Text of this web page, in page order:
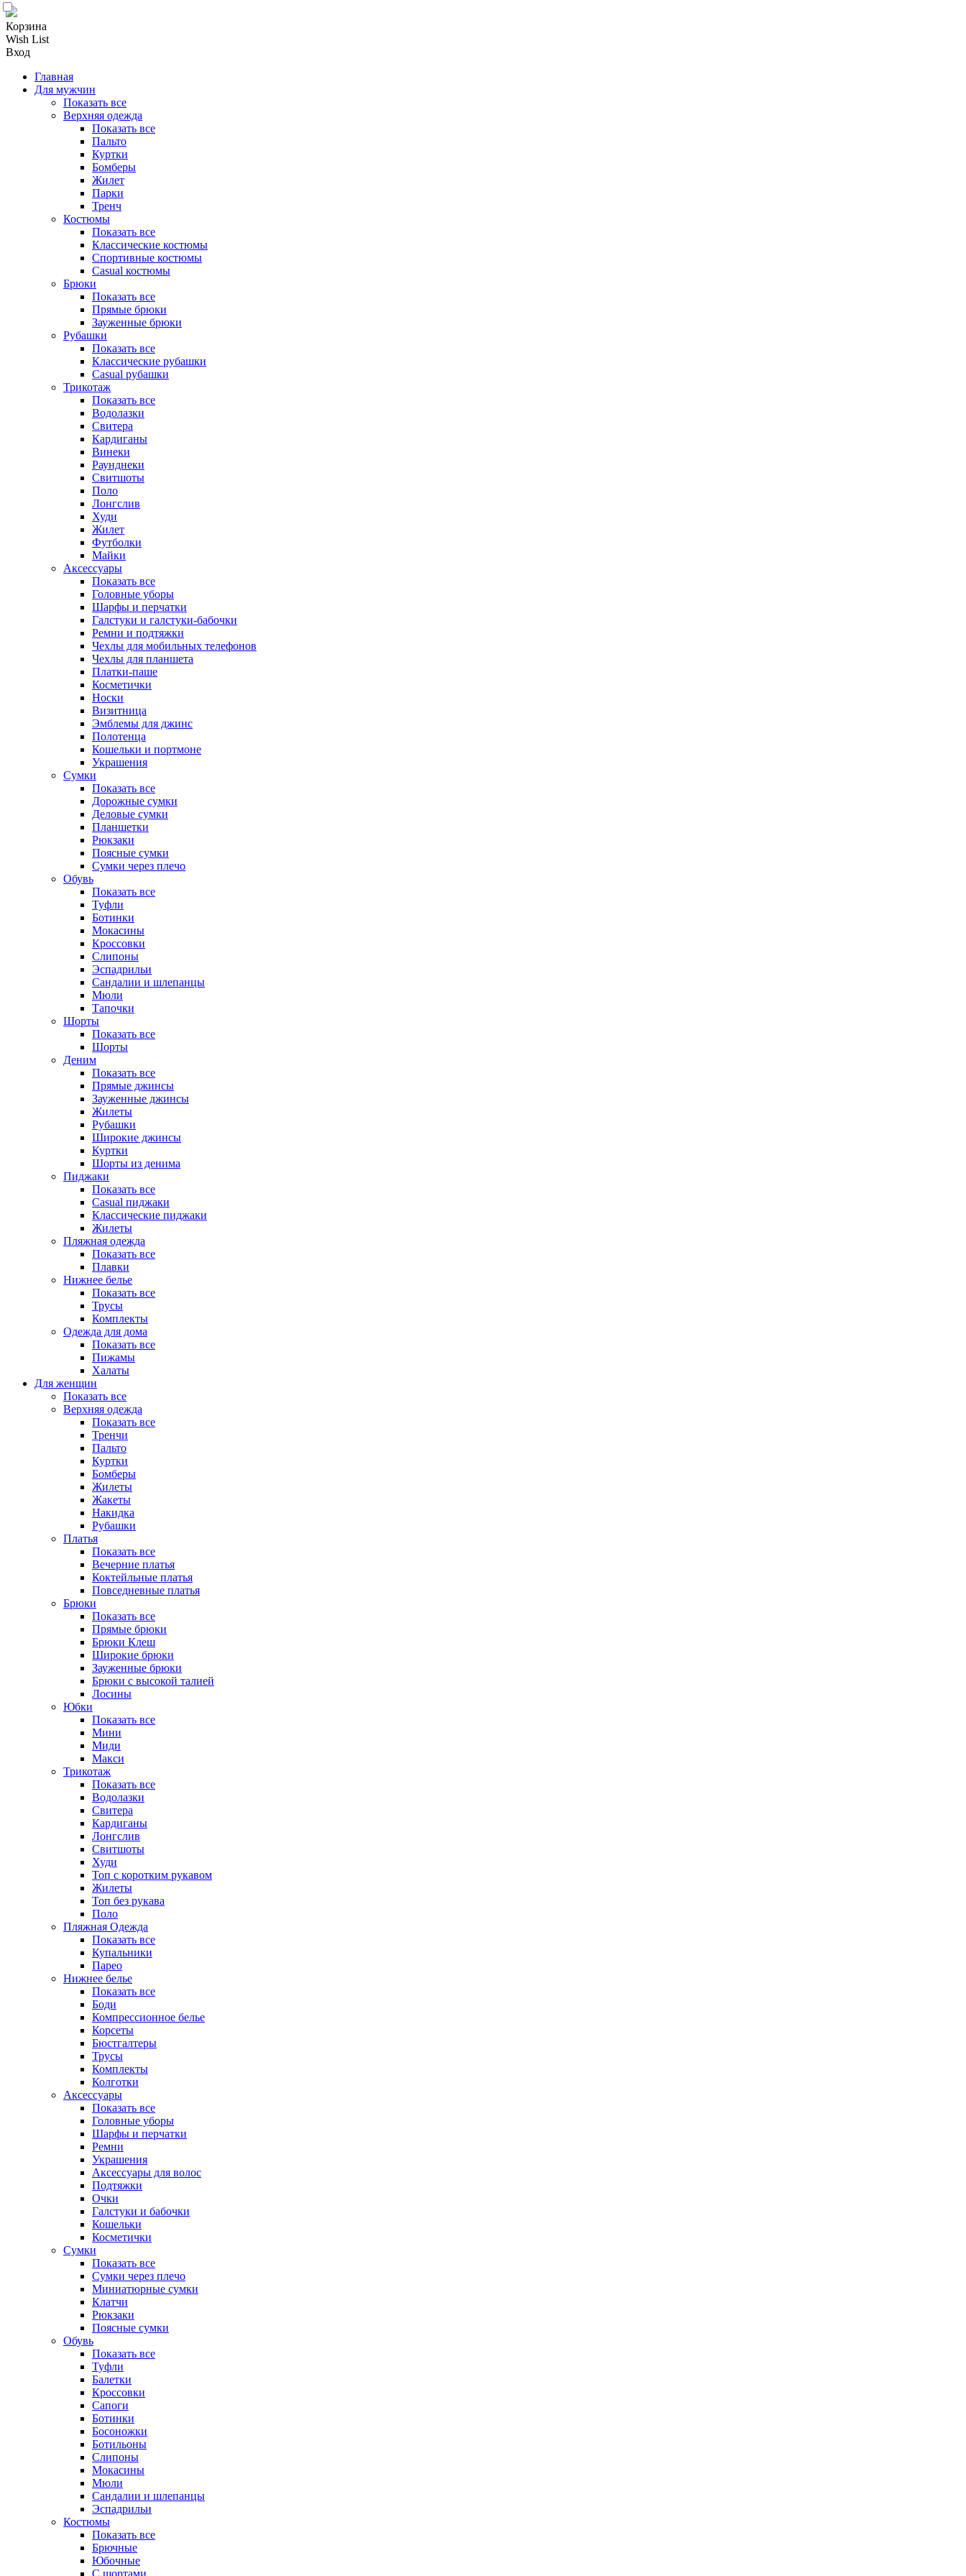
Корзина
Wish List
Вход
Главная
Для мужчин
Показать все
Верхняя одежда
Показать все
Пальто
Куртки
Бомберы
Жилет
Парки
Тренч
Костюмы
Показать все
Классические костюмы
Спортивные костюмы
Casual костюмы
Брюки
Показать все
Прямые брюки
Зауженные брюки
Рубашки
Показать все
Классические рубашки
Casual рубашки
Трикотаж
Показать все
Водолазки
Свитера
Кардиганы
Винеки
Раунднеки
Свитшоты
Поло
Лонгслив
Худи
Жилет
Футболки
Майки
Аксессуары
Показать все
Головные уборы
Шарфы и перчатки
Галстуки и галстуки-бабочки
Ремни и подтяжки
Чехлы для мобильных телефонов
Чехлы для планшета
Платки-паше
Косметички
Носки
Визитница
Эмблемы для джинс
Полотенца
Кошельки и портмоне
Украшения
Сумки
Показать все
Дорожные сумки
Деловые сумки
Планшетки
Рюкзаки
Поясные сумки
Сумки через плечо
Обувь
Показать все
Туфли
Ботинки
Мокасины
Кроссовки
Слипоны
Эспадрильи
Сандалии и шлепанцы
Мюли
Тапочки
Шорты
Показать все
Шорты
Деним
Показать все
Прямые джинсы
Зауженные джинсы
Жилеты
Рубашки
Широкие джинсы
Куртки
Шорты из денима
Пиджаки
Показать все
Casual пиджаки
Классические пиджаки
Жилеты
Пляжная одежда
Показать все
Плавки
Нижнее белье
Показать все
Трусы
Комплекты
Одежда для дома
Показать все
Пижамы
Халаты
Для женщин
Показать все
Верхняя одежда
Показать все
Тренчи
Пальто
Куртки
Бомберы
Жилеты
Жакеты
Накидка
Рубашки
Платья
Показать все
Вечерние платья
Коктейльные платья
Повседневные платья
Брюки
Показать все
Прямые брюки
Брюки Клеш
Широкие брюки
Зауженные брюки
Брюки с высокой талией
Лосины
Юбки
Показать все
Мини
Миди
Макси
Трикотаж
Показать все
Водолазки
Свитера
Кардиганы
Лонгслив
Свитшоты
Худи
Топ с коротким рукавом
Жилеты
Топ без рукава
Поло
Пляжная Одежда
Показать все
Купальники
Парео
Нижнее белье
Показать все
Боди
Компрессионное белье
Корсеты
Бюстгалтеры
Трусы
Комплекты
Колготки
Аксессуары
Показать все
Головные уборы
Шарфы и перчатки
Ремни
Украшения
Аксессуары для волос
Подтяжки
Очки
Галстуки и бабочки
Кошельки
Косметички
Сумки
Показать все
Сумки через плечо
Миниатюрные cумки
Клатчи
Рюкзаки
Поясные сумки
Обувь
Показать все
Туфли
Балетки
Кроссовки
Сапоги
Ботинки
Босоножки
Ботильоны
Слипоны
Мокасины
Мюли
Сандалии и шлепанцы
Эспадрильи
Костюмы
Показать все
Брючные
Юбочные
С шортами